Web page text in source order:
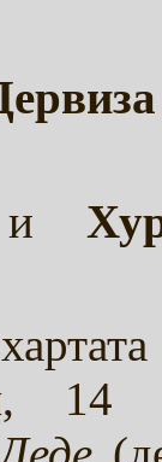
14